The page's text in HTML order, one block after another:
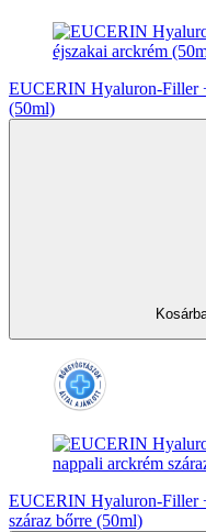
EUCERIN Hyaluron-Filler
(50ml)
EUCERIN Hyaluron-Filler
száraz bőrre (50ml)